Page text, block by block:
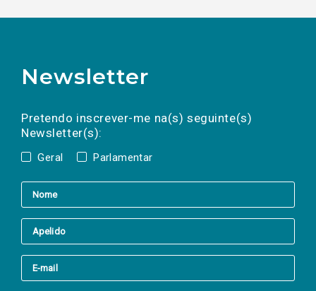
Newsletter
Pretendo inscrever-me na(s) seguinte(s)
Newsletter(s):
Geral Parlamentar
a(s) newsletter(s).
mail